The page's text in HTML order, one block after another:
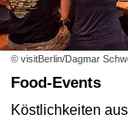
© visitBerlin/Dagmar
Food-Events
Köstlichkeiten